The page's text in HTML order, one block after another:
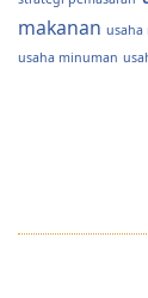
makanan usaha
usaha minuman